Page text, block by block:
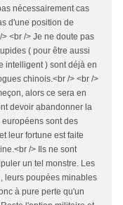
nécessairement cas
d'une position de
<br /> Je ne doute pas
( pour être aussi
intelligent ) sont déjà en
chinois.<br /> <br />
alors ce sera en
devoir abandonner la
sont des
leur fortune est faite
/> Ils ne sont
un tel monstre. Les
leurs poupées minables
à pure perte qu'un